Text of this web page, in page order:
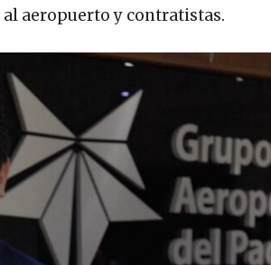
aeropuerto y contratistas.